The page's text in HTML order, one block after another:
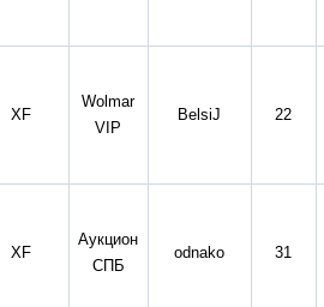
XF
Wolmar
VIP
BelsiJ 22
XF
Аукцион
СПБ
odnako 31